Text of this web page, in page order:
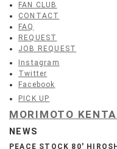
FAN CLUB
CONTACT
FAQ
REQUEST
JOB REQUEST
Instagram
Twitter
Facebook
PICK UP
MORIMOTO
NEWS
PEACE STOCK 80'